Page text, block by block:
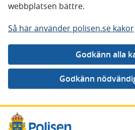
webbplatsen bättre.
Så här använder polisen.se kakor
Gå direkt till innehåll